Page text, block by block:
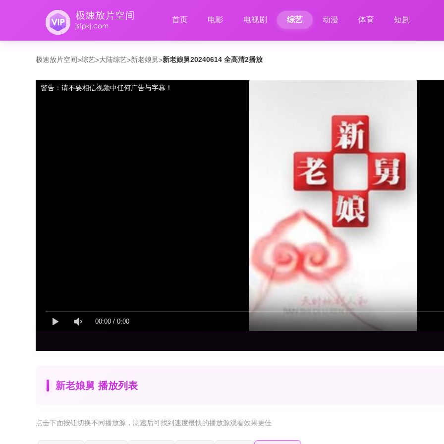
首页 电影 电视剧 综艺 动漫 体育 短剧
极速放片空间>综艺>大陆综艺>新老娘舅>新老娘舅20240614 全高清2播放
00:00 / 0:00
警告：请不要相信视频中任何广告与字幕！
新老娘舅 播放列表
点击下面按钮切换不同播放源 ，测速后可找到速度最快的播放源观看效果更佳